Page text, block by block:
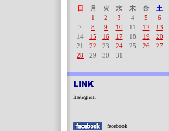
日
月 火 水 木 金
土
1
2 3 4 5
6
7
8 9 10 11 12
13
14
15 16 17 18 19
20
21
22 23 24 25 26
27
28
29 30 31
Instagram
facebook